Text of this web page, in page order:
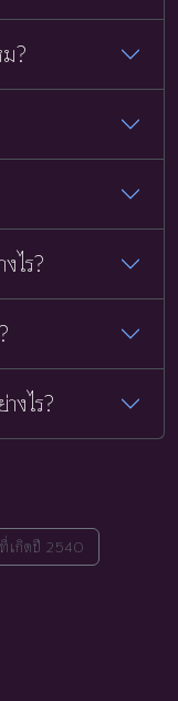
?
ไร?
งไร?
เกิดปี 2540